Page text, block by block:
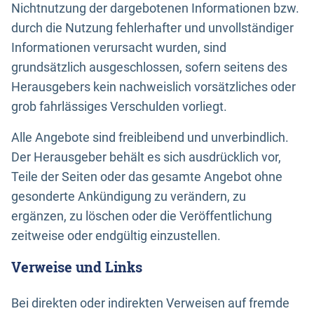
Nichtnutzung der dargebotenen Informationen bzw.
durch die Nutzung fehlerhafter und unvollständiger
Informationen verursacht wurden, sind
grundsätzlich ausgeschlossen, sofern seitens des
Herausgebers kein nachweislich vorsätzliches oder
grob fahrlässiges Verschulden vorliegt.
Alle Angebote sind freibleibend und unverbindlich.
Der Herausgeber behält es sich ausdrücklich vor,
Teile der Seiten oder das gesamte Angebot ohne
gesonderte Ankündigung zu verändern, zu
ergänzen, zu löschen oder die Veröffentlichung
zeitweise oder endgültig einzustellen.
Verweise und Links
Bei direkten oder indirekten Verweisen auf fremde